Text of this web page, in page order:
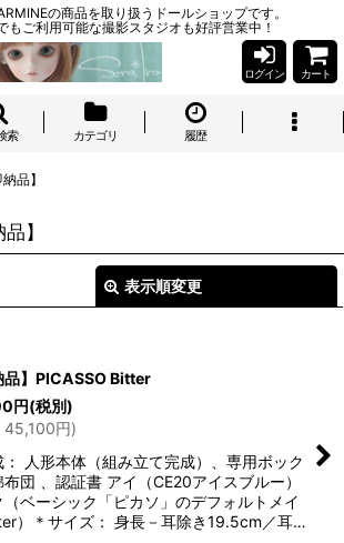
の商品を取り扱うドールショップです。
もご利用可能な撮影スタジオも好評営業中！
ログイン カート
索 カテゴリ 履歴
品】
】
表示順変更
絞り込む
品】PICASSO Bitter
円(税別)
45,100円)
： 人形本体（組み立て完成）、専用ボック
布団 、認証書 アイ（CE20アイスブルー）
（ベーシック「ピカソ」のデフォルトメイ
）＊サイズ： 身長－耳除き19.5cm／耳…